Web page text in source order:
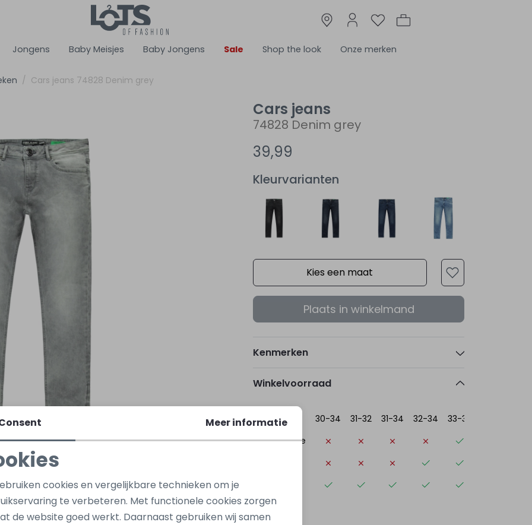
Jongens Baby Meisjes Baby Jongens Sale Shop the look Onze merken
Cars jeans 74828 Denim grey
Cars jeans
74828 Denim grey
39,99
Kleurvarianten
Kies een maat
Plaats in winkelmand
Kenmerken
Winkelvoorraad
30-34 31-32 31-34 32-34 33-32
Hoogerheide
Souburg
cookies
cookies Marketing cookies
Meer informatie
cookies en vergelijkbare technieken om je
te verbeteren. Met functionele cookies zorgen
de website goed werkt. Daarnaast gebruiken wij samen